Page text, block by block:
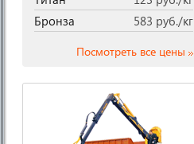
Бронза
583 руб./кг
Посмотреть все цены